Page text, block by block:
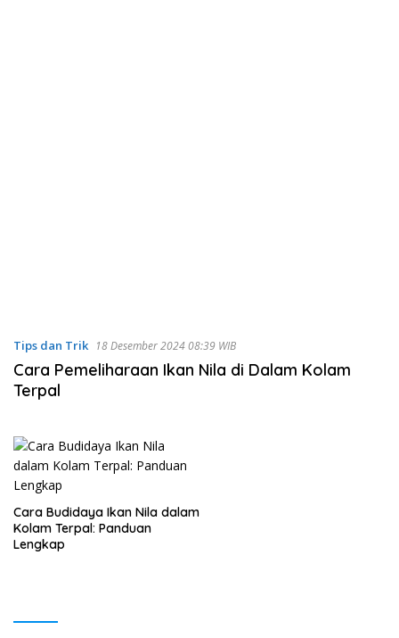
Tips dan Trik 18 Desember 2024 08:39 WIB
Cara Pemeliharaan Ikan Nila di Dalam Kolam
Terpal
Cara Budidaya Ikan Nila dalam
Kolam Terpal: Panduan
Lengkap